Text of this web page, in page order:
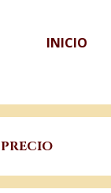
INICIO
PRECIO